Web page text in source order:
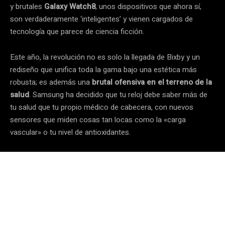
y brutales Galaxy Watch8, unos dispositivos que ahora sí,
son verdaderamente ‘inteligentes’ y vienen cargados de
tecnología que parece de ciencia ficción.
Este año, la revolución no es solo la llegada de Bixby y un
rediseño que unifica toda la gama bajo una estética más
robusta; es además una brutal ofensiva en el terreno de la
salud. Samsung ha decidido que tu reloj debe saber más de
tu salud que tu propio médico de cabecera, con nuevos
sensores que miden cosas tan locas como la «carga
vascular» o tu nivel de antioxidantes.